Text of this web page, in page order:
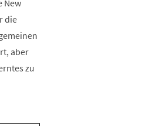
New
die
aber
zu